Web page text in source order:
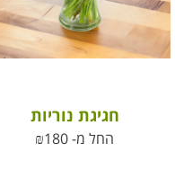
חגיגת נוריות
החל מ- ₪180